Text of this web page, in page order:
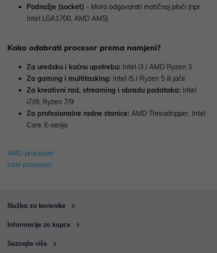
Podnožje (socket) - Mora odgovarati matičnoj ploči (npr.
Intel LGA1700, AMD AM5).
Kako odabrati procesor prema namjeni?
Za uredsku i kućnu upotrebu: Intel i3 / AMD Ryzen 3
Za gaming i multitasking: Intel i5 / Ryzen 5 ili jače
Za kreativni rad, streaming i obradu podataka: Intel
i7/i9, Ryzen 7/9
Za profesionalne radne stanice: AMD Threadripper, Intel
Core X-serija
AMD procesori
Intel procesori
Služba za korisnike
Informacije za kupce
Saznajte više